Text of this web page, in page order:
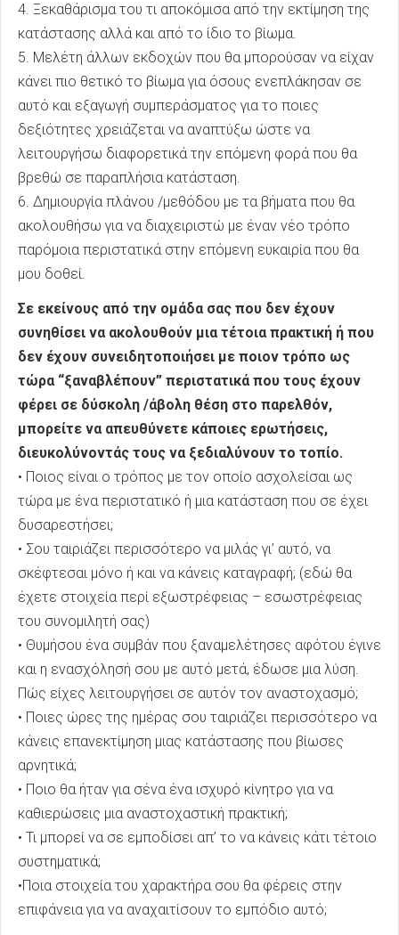
4. Ξεκαθάρισμα του τι αποκόμισα από την εκτίμηση της
κατάστασης αλλά και από το ίδιο το βίωμα.
5. Μελέτη άλλων εκδοχών που θα μπορούσαν να είχαν
κάνει πιο θετικό το βίωμα για όσους ενεπλάκησαν σε
αυτό και εξαγωγή συμπεράσματος για το ποιες
δεξιότητες χρειάζεται να αναπτύξω ώστε να
λειτουργήσω διαφορετικά την επόμενη φορά που θα
βρεθώ σε παραπλήσια κατάσταση.
6. Δημιουργία πλάνου /μεθόδου με τα βήματα που θα
ακολουθήσω για να διαχειριστώ με έναν νέο τρόπο
παρόμοια περιστατικά στην επόμενη ευκαιρία που θα
μου δοθεί.
Σε εκείνους από την ομάδα σας που δεν έχουν
συνηθίσει να ακολουθούν μια τέτοια πρακτική ή που
δεν έχουν συνειδητοποιήσει με ποιον τρόπο ως
τώρα “ξαναβλέπουν” περιστατικά που τους έχουν
φέρει σε δύσκολη /άβολη θέση στο παρελθόν,
μπορείτε να απευθύνετε κάποιες ερωτήσεις,
διευκολύνοντάς τους να ξεδιαλύνουν το τοπίο.
• Ποιος είναι ο τρόπος με τον οποίο ασχολείσαι ως
τώρα με ένα περιστατικό ή μια κατάσταση που σε έχει
δυσαρεστήσει;
• Σου ταιριάζει περισσότερο να μιλάς γι’ αυτό, να
σκέφτεσαι μόνο ή και να κάνεις καταγραφή; (εδώ θα
έχετε στοιχεία περί εξωστρέφειας – εσωστρέφειας
του συνομιλητή σας)
• Θυμήσου ένα συμβάν που ξαναμελέτησες αφότου έγινε
και η ενασχόλησή σου με αυτό μετά, έδωσε μια λύση.
Πώς είχες λειτουργήσει σε αυτόν τον αναστοχασμό;
• Ποιες ώρες της ημέρας σου ταιριάζει περισσότερο να
κάνεις επανεκτίμηση μιας κατάστασης που βίωσες
αρνητικά;
• Ποιο θα ήταν για σένα ένα ισχυρό κίνητρο για να
καθιερώσεις μια αναστοχαστική πρακτική;
• Τι μπορεί να σε εμποδίσει απ’ το να κάνεις κάτι τέτοιο
συστηματικά;
•Ποια στοιχεία του χαρακτήρα σου θα φέρεις στην
επιφάνεια για να αναχαιτίσουν το εμπόδιο αυτό;